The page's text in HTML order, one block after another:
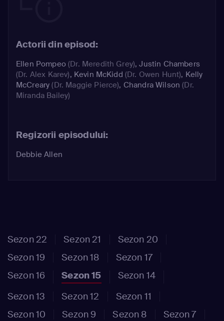
Actorii din episod:
Ellen Pompeo(Dr. Meredith Grey),Justin Chambers
(Dr. Alex Karev), Kevin McKidd (Dr. Owen Hunt), Kelly
McCreary (Dr. Maggie Pierce), Chandra Wilson (Dr.
Miranda Bailey)
Regizorii episodului:
Debbie Allen
Sezon 22 Sezon 21
Sezon 20
Sezon 19
Sezon 18
Sezon 17
Sezon 16
Sezon 15
Sezon 14
Sezon 13
Sezon 12
Sezon 11
Sezon 10
Sezon 9 Sezon 8
Sezon 7